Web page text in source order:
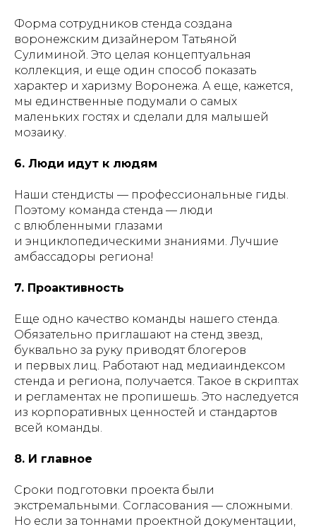
Форма сотрудников стенда создана
воронежским дизайнером Татьяной
Сулиминой. Это целая концептуальная
коллекция, и еще один способ показать
характер и харизму Воронежа. А еще, кажется,
мы единственные подумали о самых
маленьких гостях и сделали для малышей
мозаику.
6. Люди идут к людям
Наши стендисты — профессиональные гиды.
Поэтому команда стенда — люди
с влюбленными глазами
и энциклопедическими знаниями. Лучшие
амбассадоры региона!
7. Проактивность
Еще одно качество команды нашего стенда.
Обязательно приглашают на стенд звезд,
буквально за руку приводят блогеров
и первых лиц. Работают над медиаиндексом
стенда и региона, получается. Такое в скриптах
и регламентах не пропишешь. Это наследуется
из корпоративных ценностей и стандартов
всей команды.
8. И главное
Сроки подготовки проекта были
экстремальными. Согласования — сложными.
Но если за тоннами проектной документации,